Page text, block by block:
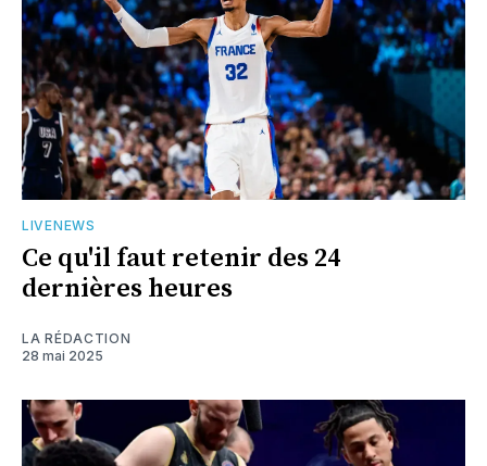
LIVENEWS
Ce qu'il faut retenir des 24
dernières heures
LA RÉDACTION
28 mai 2025